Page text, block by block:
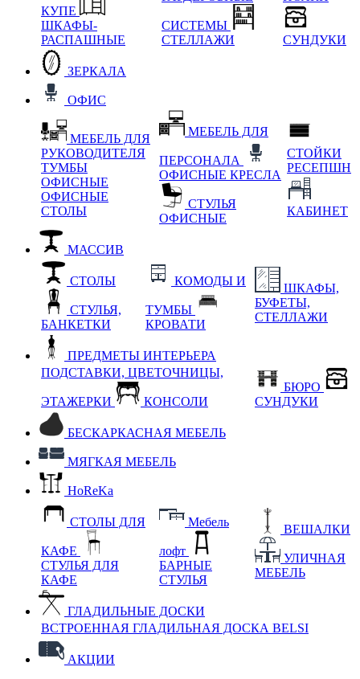
КУПЕ
ШКАФЫ-
РАСПАШНЫЕ
СИСТЕМЫ
СТЕЛЛАЖИ
СУНДУКИ
ЗЕРКАЛА
ОФИС
МЕБЕЛЬ ДЛЯ
РУКОВОДИТЕЛЯ
ТУМБЫ
ОФИСНЫЕ
ОФИСНЫЕ
СТОЛЫ
МЕБЕЛЬ ДЛЯ
ПЕРСОНАЛА
ОФИСНЫЕ КРЕСЛА
СТУЛЬЯ
ОФИСНЫЕ
СТОЙКИ
РЕСЕПШН
КАБИНЕТ
МАССИВ
СТОЛЫ
СТУЛЬЯ,
БАНКЕТКИ
КОМОДЫ И
ТУМБЫ
КРОВАТИ
ШКАФЫ,
БУФЕТЫ,
СТЕЛЛАЖИ
ПРЕДМЕТЫ ИНТЕРЬЕРА
ПОДСТАВКИ, ЦВЕТОЧНИЦЫ,
ЭТАЖЕРКИ КОНСОЛИ
БЮРО
СУНДУКИ
БЕСКАРКАСНАЯ МЕБЕЛЬ
МЯГКАЯ МЕБЕЛЬ
HoReKa
СТОЛЫ ДЛЯ
КАФЕ
СТУЛЬЯ ДЛЯ
КАФЕ
Мебель
лофт
БАРНЫЕ
СТУЛЬЯ
ВЕШАЛКИ
УЛИЧНАЯ
МЕБЕЛЬ
ГЛАДИЛЬНЫЕ ДОСКИ
ВСТРОЕННАЯ ГЛАДИЛЬНАЯ ДОСКА BELSI
АКЦИИ